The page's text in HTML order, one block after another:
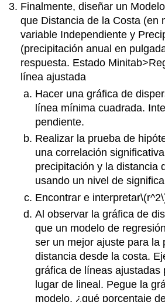
Finalmente, diseñar un
que Distancia de la Costa (en
variable Independiente y
(precipitación anual en
respuesta. Estado
línea ajustada
Hacer una gráfica de
línea mínima cuadrada.
pendiente.
Realizar la prueba de
una correlación
precipitación y la distancia
usando un nivel de
Encontrar e interpretar
Al observar la gráfica de
que un modelo de
ser un mejor ajuste para la
distancia desde la costa.
gráfica de líneas ajustadas
lugar de lineal. Pegue la
modelo, ¿qué porcentaje